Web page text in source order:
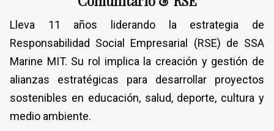
Lleva 11 años liderando la estrategia de
Responsabilidad Social Empresarial (RSE) de SSA
Marine MIT. Su rol implica la creación y gestión de
alianzas estratégicas para desarrollar proyectos
sostenibles en educación, salud, deporte, cultura y
medio ambiente.